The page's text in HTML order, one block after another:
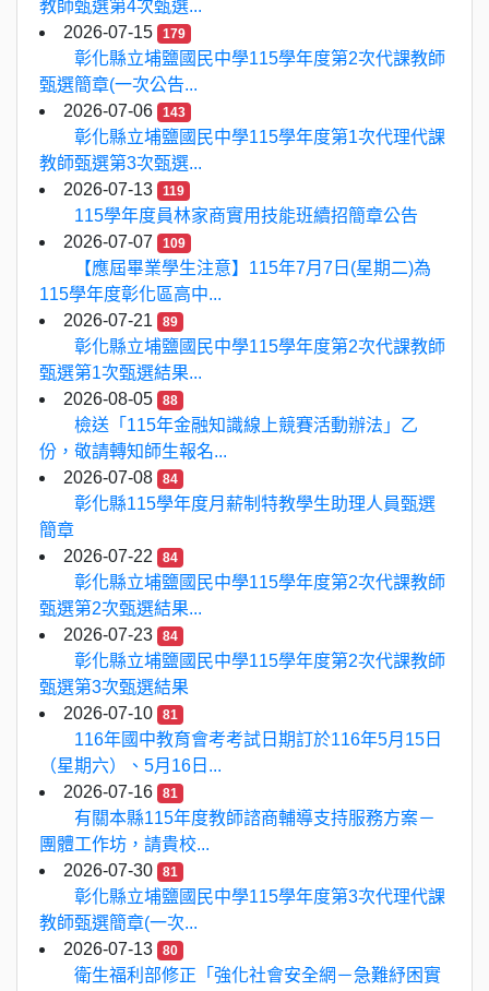
教師甄選第4次甄選...
2026-07-15
179
彰化縣立埔鹽國民中學115學年度第2次代課教師
甄選簡章(一次公告...
2026-07-06
143
彰化縣立埔鹽國民中學115學年度第1次代理代課
教師甄選第3次甄選...
2026-07-13
119
115學年度員林家商實用技能班續招簡章公告
2026-07-07
109
【應屆畢業學生注意】115年7月7日(星期二)為
115學年度彰化區高中...
2026-07-21
89
彰化縣立埔鹽國民中學115學年度第2次代課教師
甄選第1次甄選結果...
2026-08-05
88
檢送「115年金融知識線上競賽活動辦法」乙
份，敬請轉知師生報名...
2026-07-08
84
彰化縣115學年度月薪制特教學生助理人員甄選
簡章
2026-07-22
84
彰化縣立埔鹽國民中學115學年度第2次代課教師
甄選第2次甄選結果...
2026-07-23
84
彰化縣立埔鹽國民中學115學年度第2次代課教師
甄選第3次甄選結果
2026-07-10
81
116年國中教育會考考試日期訂於116年5月15日
（星期六）、5月16日...
2026-07-16
81
有關本縣115年度教師諮商輔導支持服務方案－
團體工作坊，請貴校...
2026-07-30
81
彰化縣立埔鹽國民中學115學年度第3次代理代課
教師甄選簡章(一次...
2026-07-13
80
衛生福利部修正「強化社會安全網－急難紓困實